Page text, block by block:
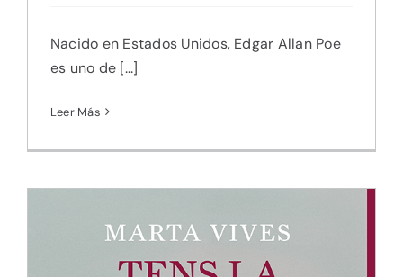
Nacido en Estados Unidos, Edgar Allan Poe
es uno de [...]
Leer Más